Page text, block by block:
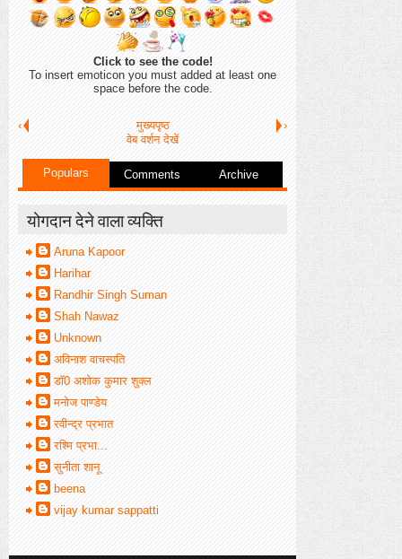
Click to see the code!
To insert emoticon you must added at least one
space before the code.
‹ ›
मुख्यपृष्ठ
वेब वर्शन देखें
Populars Comments Archive
योगदान देने वाला व्यक्ति
Aruna Kapoor
Harihar
Randhir Singh Suman
Shah Nawaz
Unknown
अविनाश वाचस्पति
डॉ0 अशोक कुमार शुक्ल
मनोज पाण्डेय
रवीन्द्र प्रभात
रश्मि प्रभा...
सुनीता शानू
beena
vijay kumar sappatti